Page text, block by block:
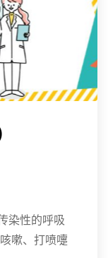
染性的呼吸
嗽、打喷嚏